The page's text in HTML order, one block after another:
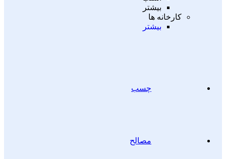
بیشتر
کارخانه ها
بیشتر
چسب
مصالح